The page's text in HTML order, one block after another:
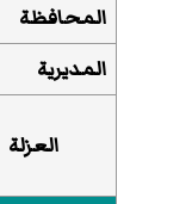
المحافظة
المديرية
العزلة